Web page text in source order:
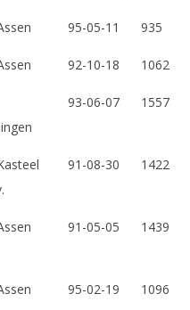
95-05-11 935
92-10-18 1062
93-06-07 1557
91-08-30 1422
91-05-05 1439
95-02-19 1096